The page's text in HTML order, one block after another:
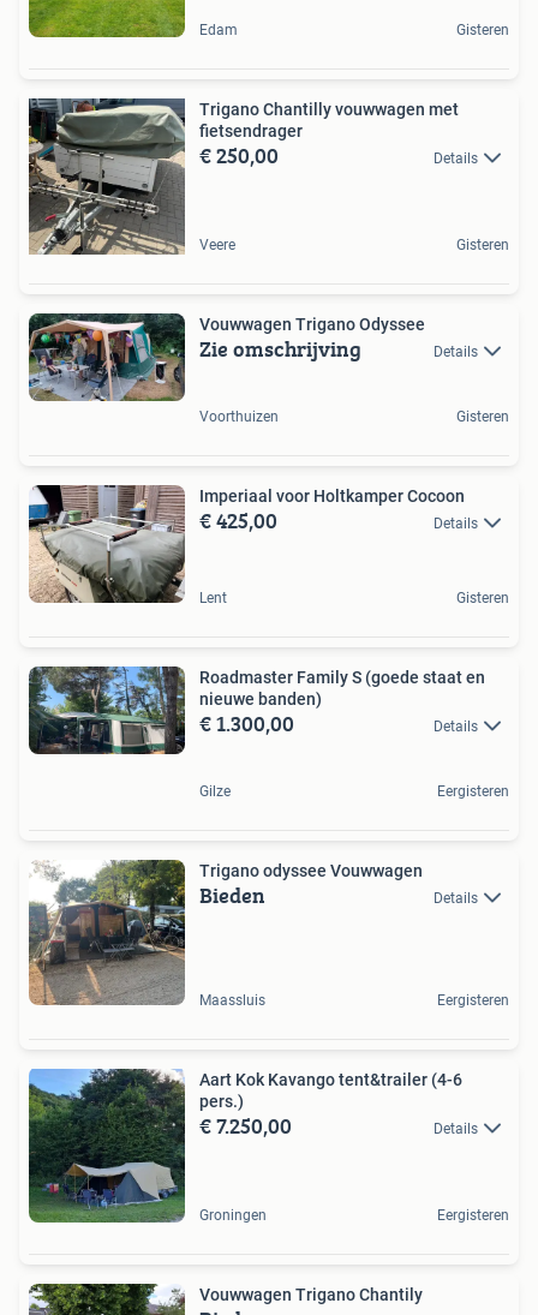
Edam Gisteren
Trigano Chantilly vouwwagen met
fietsendrager
€ 250,00 Details
Veere Gisteren
Vouwwagen Trigano Odyssee
Zie omschrijving Details
Voorthuizen Gisteren
Imperiaal voor Holtkamper Cocoon
€ 425,00 Details
Lent Gisteren
Roadmaster Family S (goede staat en
nieuwe banden)
€ 1.300,00 Details
Gilze Eergisteren
Trigano odyssee Vouwwagen
Bieden Details
Maassluis Eergisteren
Aart Kok Kavango tent&trailer (4-6
pers.)
€ 7.250,00 Details
Groningen Eergisteren
Vouwwagen Trigano Chantily